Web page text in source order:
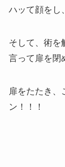
ハッて顔をし
そして、術を
言って扉を閉
扉をたたき、
ン！！！